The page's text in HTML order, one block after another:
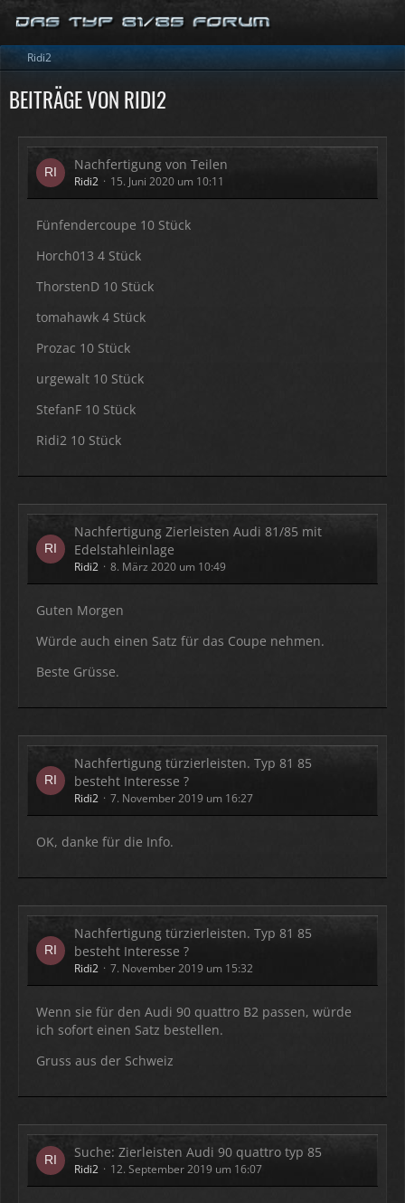
Ridi2
BEITRÄGE VON RIDI2
Nachfertigung von Teilen
Ridi2 15. Juni 2020 um 10:11
Fünfendercoupe 10 Stück
Horch013 4 Stück
ThorstenD 10 Stück
tomahawk 4 Stück
Prozac 10 Stück
urgewalt 10 Stück
StefanF 10 Stück
Ridi2 10 Stück
Nachfertigung Zierleisten Audi 81/85 mit
Edelstahleinlage
Ridi2 8. März 2020 um 10:49
Guten Morgen
Würde auch einen Satz für das Coupe nehmen.
Beste Grüsse.
Nachfertigung türzierleisten. Typ 81 85
besteht Interesse ?
Ridi2 7. November 2019 um 16:27
OK, danke für die Info.
Nachfertigung türzierleisten. Typ 81 85
besteht Interesse ?
Ridi2 7. November 2019 um 15:32
Wenn sie für den Audi 90 quattro B2 passen, würde
ich sofort einen Satz bestellen.
Gruss aus der Schweiz
Suche: Zierleisten Audi 90 quattro typ 85
Ridi2 12. September 2019 um 16:07